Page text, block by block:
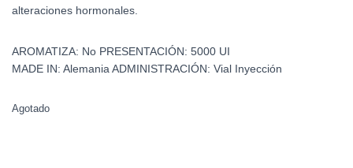
alteraciones hormonales.
AROMATIZA: No PRESENTACIÓN: 5000 UI
MADE IN: Alemania ADMINISTRACIÓN: Vial Inyección
Agotado